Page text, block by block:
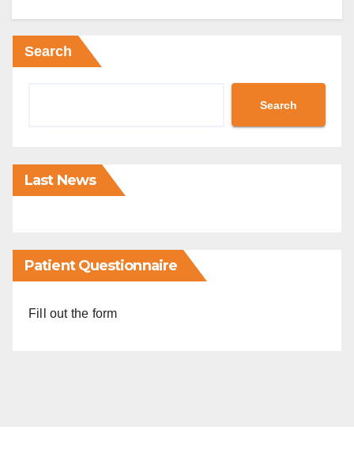
Search
Search
Last News
Patient Questionnaire
Fill out the form